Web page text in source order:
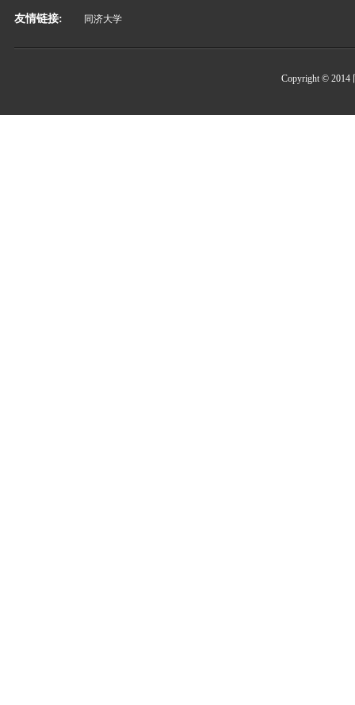
友情链接: 同济大学
Copyright ©